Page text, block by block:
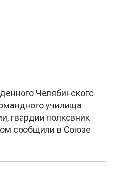
Челябинского
училища
гвардии полковник
сообщили в Союзе